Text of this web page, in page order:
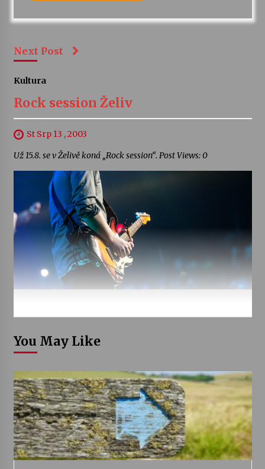
Next Post
Kultura
Rock session Želiv
St Srp 13 , 2003
Už 15.8. se v Želivě koná „Rock session“. Post Views: 0
You May Like